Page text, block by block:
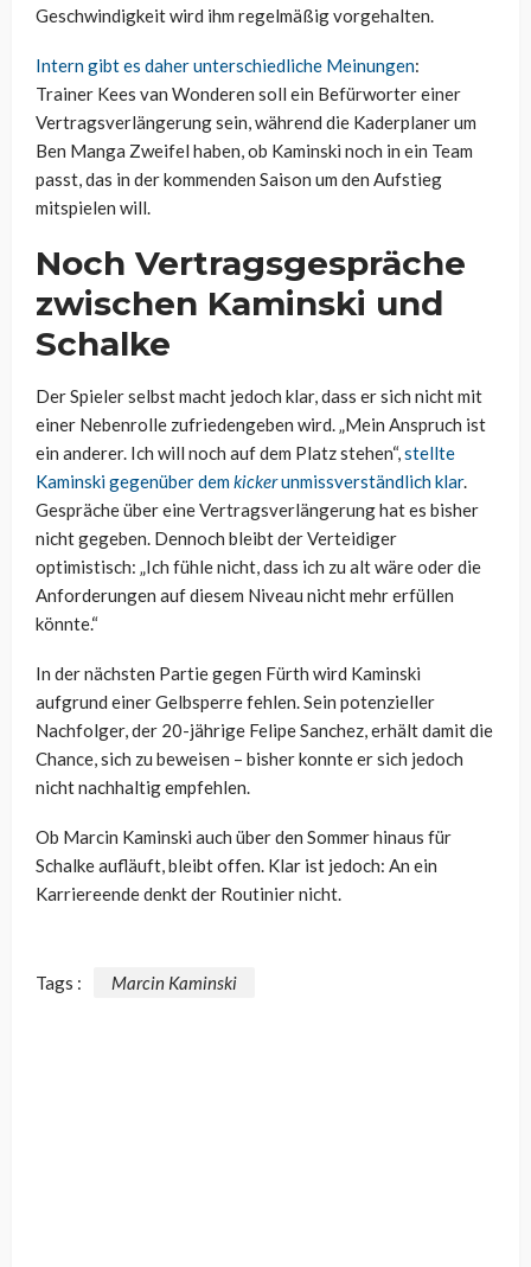
Geschwindigkeit wird ihm regelmäßig vorgehalten.
Intern gibt es daher unterschiedliche Meinungen:
Trainer Kees van Wonderen soll ein Befürworter einer
Vertragsverlängerung sein, während die Kaderplaner um
Ben Manga Zweifel haben, ob Kaminski noch in ein Team
passt, das in der kommenden Saison um den Aufstieg
mitspielen will.
Noch Vertragsgespräche
zwischen Kaminski und
Schalke
Der Spieler selbst macht jedoch klar, dass er sich nicht mit
einer Nebenrolle zufriedengeben wird. „Mein Anspruch ist
ein anderer. Ich will noch auf dem Platz stehen“,stellte
Kaminski gegenüber demkickerunmissverständlich klar.
Gespräche über eine Vertragsverlängerung hat es bisher
nicht gegeben. Dennoch bleibt der Verteidiger
optimistisch: „Ich fühle nicht, dass ich zu alt wäre oder die
Anforderungen auf diesem Niveau nicht mehr erfüllen
könnte.“
In der nächsten Partie gegen Fürth wird Kaminski
aufgrund einer Gelbsperre fehlen. Sein potenzieller
Nachfolger, der 20-jährige Felipe Sanchez, erhält damit die
Chance, sich zu beweisen – bisher konnte er sich jedoch
nicht nachhaltig empfehlen.
Ob Marcin Kaminski auch über den Sommer hinaus für
Schalke aufläuft, bleibt offen. Klar ist jedoch: An ein
Karriereende denkt der Routinier nicht.
Tags : Marcin Kaminski